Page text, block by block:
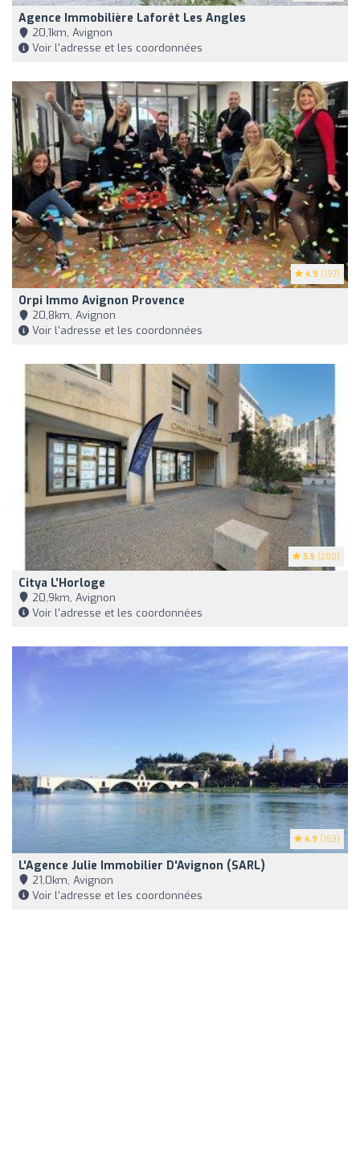
Agence Immobilière Laforêt Les Angles
20,1km, Avignon
Voir l'adresse et les coordonnées
4.9 (197)
Orpi Immo Avignon Provence
20,8km, Avignon
Voir l'adresse et les coordonnées
3.5 (200)
Citya L’Horloge
20,9km, Avignon
Voir l'adresse et les coordonnées
4.9 (153)
L'Agence Julie Immobilier D'Avignon (SARL)
21,0km, Avignon
Voir l'adresse et les coordonnées